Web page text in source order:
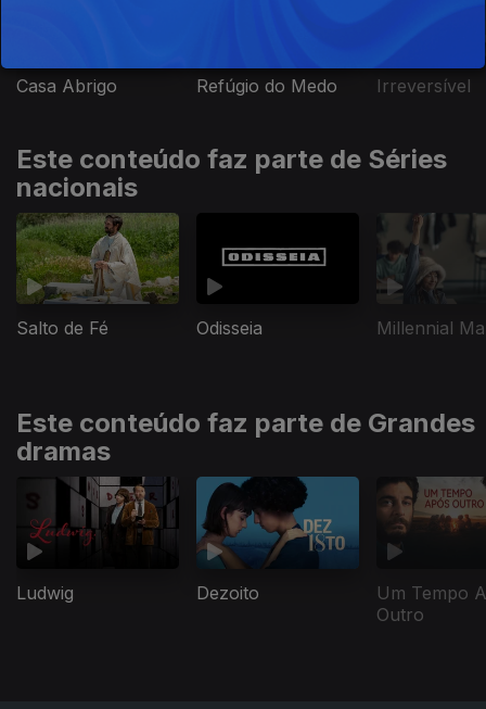
Casa Abrigo Refúgio do Medo Irreversível
Este conteúdo faz parte de Séries
nacionais
Salto de Fé Odisseia Millennial
Este conteúdo faz parte de Grandes
dramas
Ludwig Dezoito
Um Tempo
Outro